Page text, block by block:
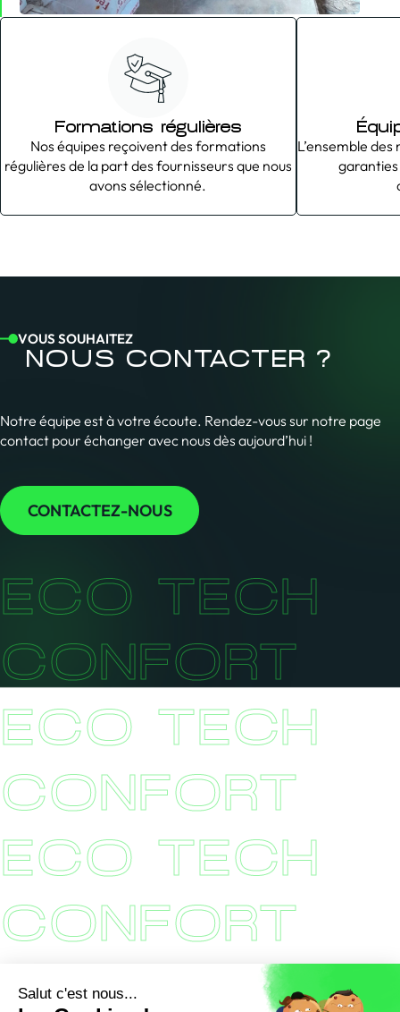
Formations régulières
Nos équipes reçoivent des formations
régulières de la part des fournisseurs que nous
avons sélectionné.
L’ensemble
VOUS SOUHAITEZ
NOUS CONTACTER ?
Notre équipe est à votre écoute. Rendez-vous sur notre page
contact pour échanger avec nous dès aujourd’hui !
CONTACTEZ-NOUS
ECO TECH
CONFORT
ECO TECH
CONFORT
ECO TECH
CONFORT